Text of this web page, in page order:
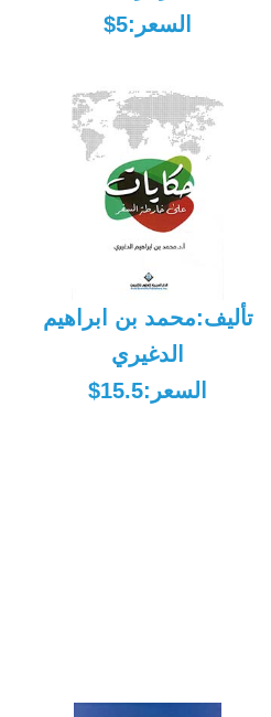
السعر:5$
تأليف:محمد بن ابراهيم
الدغيري
السعر:15.5$